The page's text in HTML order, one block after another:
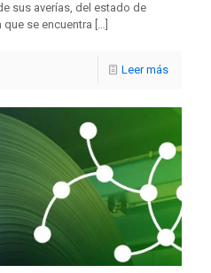
sus averías, del estado de
se encuentra […]
Leer más